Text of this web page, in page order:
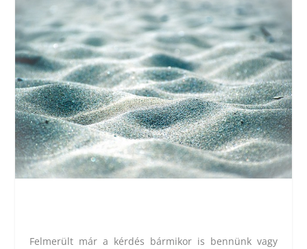
Felmerült már a kérdés bármikor is bennünk vagy